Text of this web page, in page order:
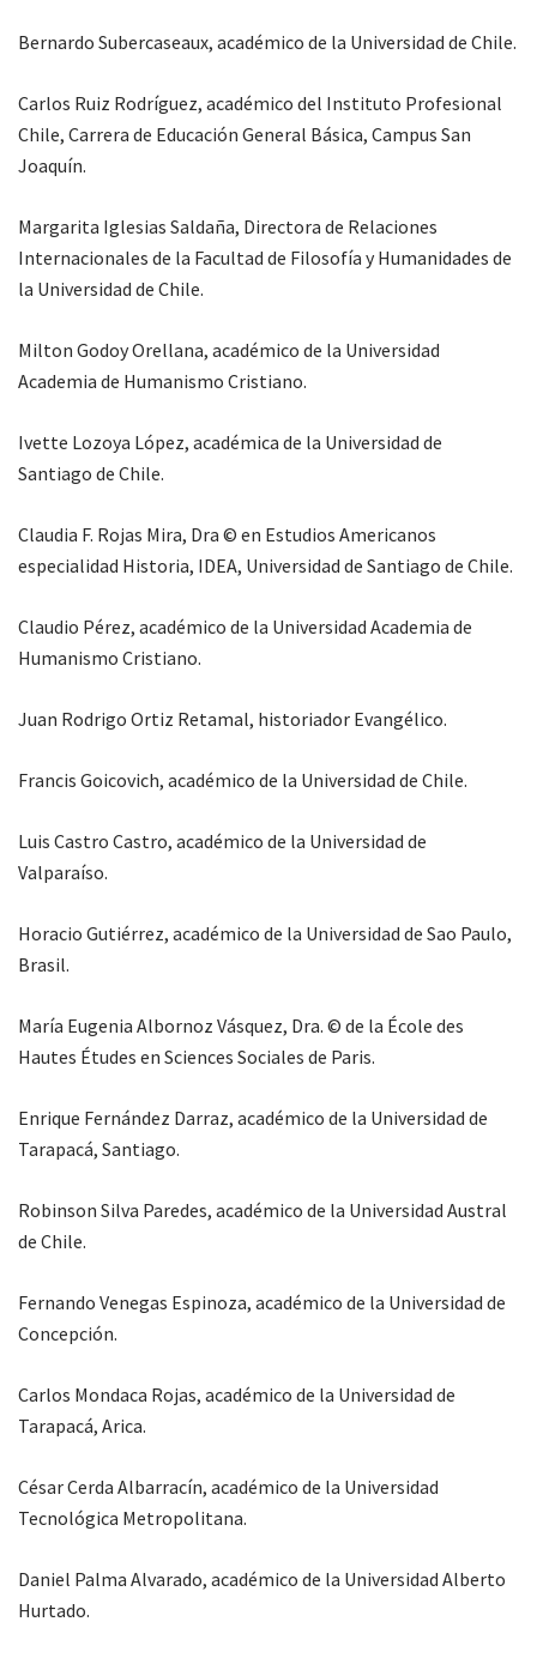
Bernardo Subercaseaux, académico de la Universidad de Chile.
Carlos Ruiz Rodríguez, académico del Instituto Profesional
Chile, Carrera de Educación General Básica, Campus San
Joaquín.
Margarita Iglesias Saldaña, Directora de Relaciones
Internacionales de la Facultad de Filosofía y Humanidades de
la Universidad de Chile.
Milton Godoy Orellana, académico de la Universidad
Academia de Humanismo Cristiano.
Ivette Lozoya López, académica de la Universidad de
Santiago de Chile.
Claudia F. Rojas Mira, Dra © en Estudios Americanos
especialidad Historia, IDEA, Universidad de Santiago de Chile.
Claudio Pérez, académico de la Universidad Academia de
Humanismo Cristiano.
Juan Rodrigo Ortiz Retamal, historiador Evangélico.
Francis Goicovich, académico de la Universidad de Chile.
Luis Castro Castro, académico de la Universidad de
Valparaíso.
Horacio Gutiérrez, académico de la Universidad de Sao Paulo,
Brasil.
María Eugenia Albornoz Vásquez, Dra. © de la École des
Hautes Études en Sciences Sociales de Paris.
Enrique Fernández Darraz, académico de la Universidad de
Tarapacá, Santiago.
Robinson Silva Paredes, académico de la Universidad Austral
de Chile.
Fernando Venegas Espinoza, académico de la Universidad de
Concepción.
Carlos Mondaca Rojas, académico de la Universidad de
Tarapacá, Arica.
César Cerda Albarracín, académico de la Universidad
Tecnológica Metropolitana.
Daniel Palma Alvarado, académico de la Universidad Alberto
Hurtado.